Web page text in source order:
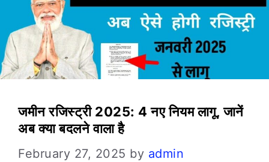
जमीन रजिस्ट्री 2025: 4 नए नियम लागू, जानें
अब क्या बदलने वाला है
February 27, 2025 by admin